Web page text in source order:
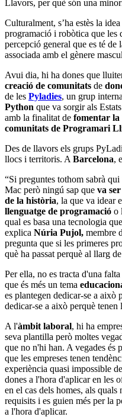
Llavors, per què són una
Culturalment, s’ha estès la
programació i robòtica que les
percepció general que es té de
associada amb el gènere
Avui dia, hi ha dones que
creació de comunitats de
de les Pyladies, un grup
Python que va sorgir als
amb la finalitat de fomentar la
comunitats de Programari
Des de llavors els grups
llocs i territoris. A Barcelona,
“Si preguntes tothom sabrà
Mac però ningú sap que va ser
de la història, la que va idear
llenguatge de programació o
qual es basa una tecnologia
explica Núria Pujol, membre
pregunta que si les primeres
què ha passat perquè al llarg
Per ella, no es tracta d'una
que és més un tema
es plantegen dedicar-se a això
dedicar-se a això perquè tenen
A l'àmbit laboral, hi ha
seva plantilla però moltes
que no n'hi han. A vegades és
que les empreses tenen
experiència quasi impossible
dones a l'hora d'aplicar en les
en el cas dels homes, als
requisits i es guien més per la
a l'hora d'aplicar.